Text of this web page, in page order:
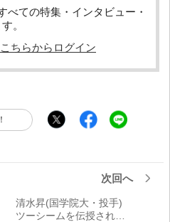
べての特集・インタビュー・
。
ちらからログイン
次回へ
清水昇(国学院大・投手)
ツーシームを伝授された